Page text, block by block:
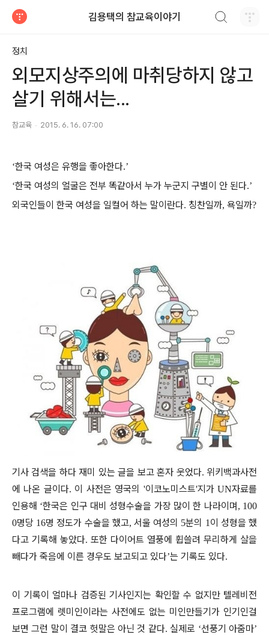
김용택의 참교육이야기
정치
외모지상주의에 마취당하지 않고
살기 위해서는...
참교육 2015. 6. 16. 07:00
‘한국 여성은 유행을 좋아한다.’
‘한국 여성의 얼굴은 전부 똑같아서 누가 누군지 구별이 안 된다.’
외국인들이 한국 여성을 일컬어 하는 말이란다. 칭찬일까, 욕일까?
기사 검색을 하다 재미 있는 글을 보고 혼자 웃었다.위키백과사전
에 나온 글이다. 이 사전은 영국의 '이코노미스트'지가UN자료를
인용해 ‘한국은 인구 대비 성형수술을 가장 많이 한 나라이며, 100
0명당 16명 정도가 수술을 했고,서울 여성의 5분의 1 이 성형을 했
다고 기록해 놓았다. 또한 다이어트 열풍에 휩쓸려 무리하게 살을
빼다가 죽음에 이른 경우도 보고되고 있다’는 기록도 있다.
이 기록이 얼마나 검증된 기사인지는 확인할 수 없지만 텔레비전
프로그램에 렛미인이라는 사전에도 없는 미인만들기가 인기인걸
보면 그런 말이 결코 헛말은 아닌 것 같다.실제로 ‘선풍기 아줌마’